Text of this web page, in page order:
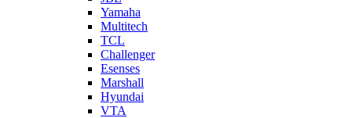
Yamaha
Multitech
TCL
Challenger
Esenses
Marshall
Hyundai
VTA